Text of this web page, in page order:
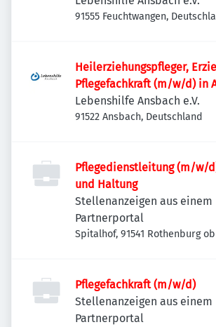
91555 Feuchtwangen,
Heilerziehungspfleger,
Pflegefachkraft (m/w/d) in
Lebenshilfe Ansbach e.V.
91522 Ansbach, Deutschland
Pflegedienstleitung (m/w/
und Haltung
Stellenanzeigen aus einem
Partnerportal
Spitalhof, 91541 Rothenburg
Pflegefachkraft (m/w/d)
Stellenanzeigen aus einem
Partnerportal